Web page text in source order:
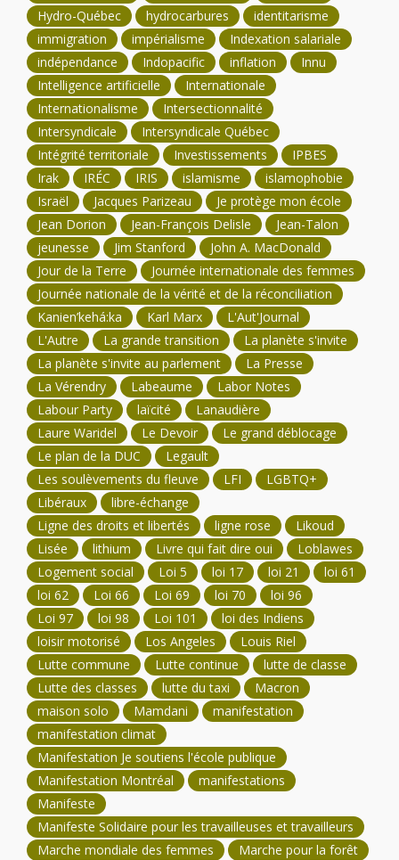
Hydro-Québec
hydrocarbures
identitarisme
immigration
impérialisme
Indexation salariale
indépendance
Indopacific inflation
Innu
Intelligence artificielle
Internationale
Internationalisme
Intersectionnalité
Intersyndicale
Intersyndicale Québec
Intégrité territoriale
Investissements
IPBES
Irak
IRÉC IRIS islamisme
islamophobie
Israël
Jacques Parizeau
Je protège mon école
Jean Dorion
Jean-François Delisle
Jean-Talon
jeunesse
Jim Stanford
John A. MacDonald
Jour de la Terre
Journée internationale des femmes
Journée nationale de la vérité et de la réconciliation
Kanien’kehá:ka
Karl Marx
L'Aut'Journal
L'Autre
La grande transition
La planète s'invite
La planète s'invite au parlement
La Presse
La Vérendry
Labeaume
Labor Notes
Labour Party
laïcité
Lanaudière
Laure Waridel
Le Devoir
Le grand déblocage
Le plan de la DUC
Legault
Les soulèvements du fleuve
LFI
LGBTQ+
Libéraux
libre-échange
Ligne des droits et libertés
ligne rose
Likoud
Lisée
lithium Livre qui fait dire oui
Loblawes
Logement social
Loi 5 loi 17 loi 21
loi 61
loi 62
Loi 66 Loi 69 loi 70
loi 96
Loi 97
loi 98 Loi 101
loi des Indiens
loisir motorisé
Los Angeles
Louis Riel
Lutte commune
Lutte continue
lutte de classe
Lutte des classes
lutte du taxi
Macron
maison solo
Mamdani
manifestation
manifestation climat
Manifestation Je soutiens l'école publique
Manifestation Montréal
manifestations
Manifeste
Manifeste Solidaire pour les travailleuses et travailleurs
Marche mondiale des femmes
Marche pour la forêt